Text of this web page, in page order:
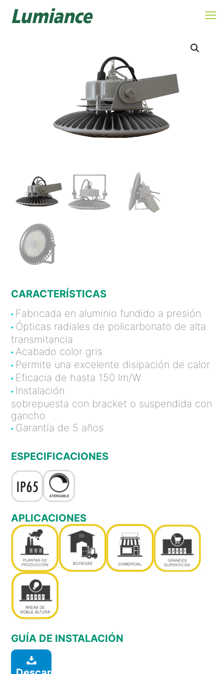
CARACTERÍSTICAS
• Fabricada en aluminio fundido a presión
• Ópticas radiales de policarbonato de alta
transmitancia
•Acabado color gris
• Permite una excelente disipación de calor
• Eficacia de hasta 150 lm/W
• Instalación
sobrepuesta con bracket o suspendida con
gancho
• Garantía de 5 años
ESPECIFICACIONES
APLICACIONES
GUÍA DE INSTALACIÓN